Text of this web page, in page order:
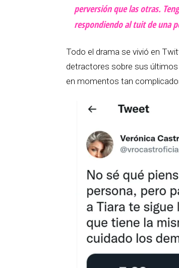
perversión que las otras.
respondiendo al tuit de una
Todo el drama se vivió en
detractores sobre sus
en momentos tan